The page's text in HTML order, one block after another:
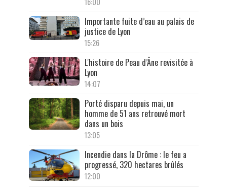
Importante fuite d’eau au palais de
justice de Lyon
15:26
L'histoire de Peau d’Âne revisitée à
Lyon
14:07
Porté disparu depuis mai, un
homme de 51 ans retrouvé mort
dans un bois
13:05
Incendie dans la Drôme : le feu a
progressé, 320 hectares brûlés
12:00